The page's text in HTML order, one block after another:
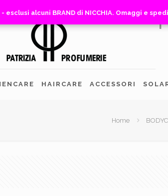
HAIRCARE ACCESSORI
Home
esclusi alcuni BRAND di NICCHIA. Omaggi e
esclusi alcuni BRAND di NICCHIA. Omaggi e